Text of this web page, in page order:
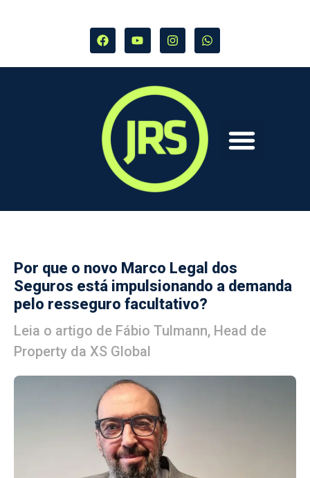
Por que o novo Marco Legal dos
Seguros está impulsionando a demanda
pelo resseguro facultativo?
Leia o artigo de Fábio Tulmann, Head de
Property da XS Global